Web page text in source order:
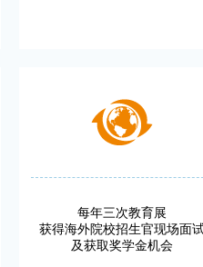
每年三次教育展
获得海外院校招生官现场面
及获取奖学金机会